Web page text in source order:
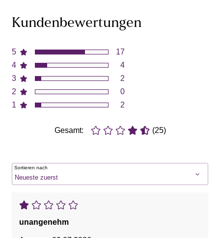
Kundenbewertungen
5
4
3
2
1
17
4
2
0
2
Gesamt: (25)
Sortieren nach
unangenehm